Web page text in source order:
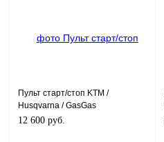
Пульт старт/стоп KTM /
Husqvarna / GasGas
A46011074000
12 600 руб.